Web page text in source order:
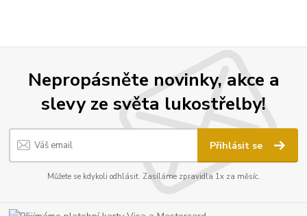
Nepropásněte novinky, akce a
slevy ze světa lukostřelby!
Přihlásit se
Můžete se kdykoli odhlásit. Zasíláme zpravidla 1x za měsíc.